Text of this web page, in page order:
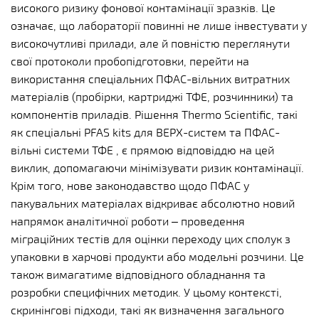
високого ризику фонової контамінації зразків. Це
означає, що лабораторії повинні не лише інвестувати у
високочутливі прилади, але й повністю переглянути
свої протоколи пробопідготовки, перейти на
використання спеціальних ПФАС-вільних витратних
матеріалів (пробірки, картриджі ТФЕ, розчинники) та
компонентів приладів. Рішення Thermo Scientific, такі
як спеціальні PFAS kits для ВЕРХ-систем та ПФАС-
вільні системи ТФЕ , є прямою відповіддю на цей
виклик, допомагаючи мінімізувати ризик контамінації.
Крім того, нове законодавство щодо ПФАС у
пакувальних матеріалах відкриває абсолютно новий
напрямок аналітичної роботи – проведення
міграційних тестів для оцінки переходу цих сполук з
упаковки в харчові продукти або модельні розчини. Це
також вимагатиме відповідного обладнання та
розробки специфічних методик. У цьому контексті,
скринінгові підходи, такі як визначення загального